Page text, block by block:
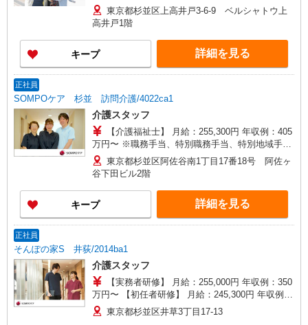
年収例：300万円〜 ※職務手当、（東京都）居住
支援特別手当含む ※居住支援特別手当は勤続5年
目までの方はさらに1万円支給（再入社は除く）
◎賞与：基本給2.08ヶ月分/年支給 ◎残業時は別途
時間外手当支給（超過1分〜）
東京都杉並区上高井戸3-6-9 ベルシャトウ上
高井戸1階
キープ 詳細を見る
正社員
SOMPOケア 杉並 訪問介護/4022ca1
介護スタッフ
【介護福祉士】 月給：255,300円 年収例：405
万円〜 ※職務手当、特別職務手当、特別地域手
当、（東京都）居住支援特別手当、働きがい向上
手当、日祝手当（月平均2回分）、深夜勤手当（月
平均4回分）等、毎月平均的に支払われる手当を含
みます。 ※居住支援特別手当は勤続5年目までの
方はさらに1万円支給（再入社は除く） ◎賞与：
基本給2.08ヶ月分/年支給 ◎残業時は別途時間外手
東京都杉並区阿佐谷南1丁目17番18号 阿佐ヶ
谷下田ビル2階
キープ 詳細を見る
正社員
そんぽの家S 井荻/2014ba1
介護スタッフ
【実務者研修】 月給：255,000円 年収例：350
万円〜 【初任者研修】 月給：245,300円 年収例：
335万円〜 ※職務手当、（東京都）居住支援特別
手当、日祝手当（月平均2回分）、夜勤手当（月平
東京都杉並区井草3丁目17-13